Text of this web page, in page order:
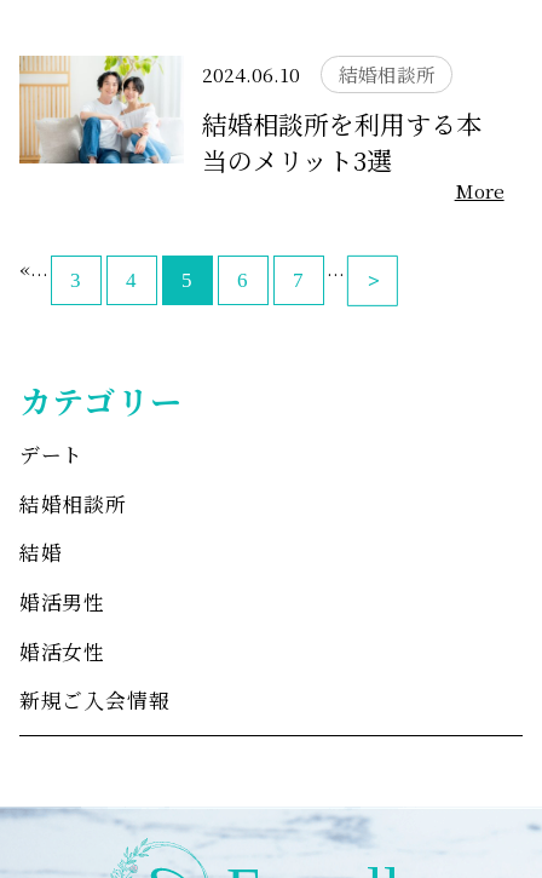
2024.06.10 結婚相談所
結婚相談所を利用する本
当のメリット3選
More
«... 3 4 5 6 7 ...
カテゴリー
デート
結婚相談所
結婚
婚活男性
婚活女性
新規ご入会情報